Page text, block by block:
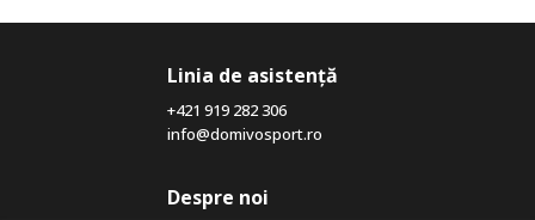
Linia de asistență
+421 919 282 306
info@domivosport.ro
Despre noi